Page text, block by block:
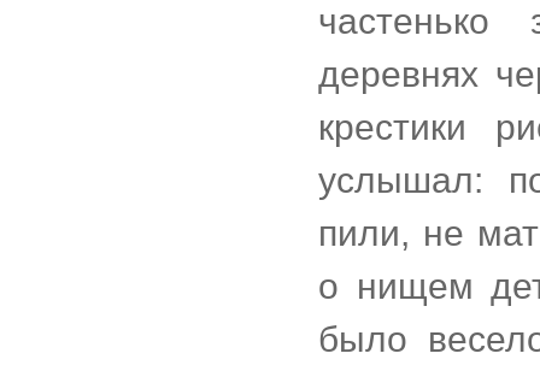
деревнях
крестики
услышал:
пили, не
о нищем
было